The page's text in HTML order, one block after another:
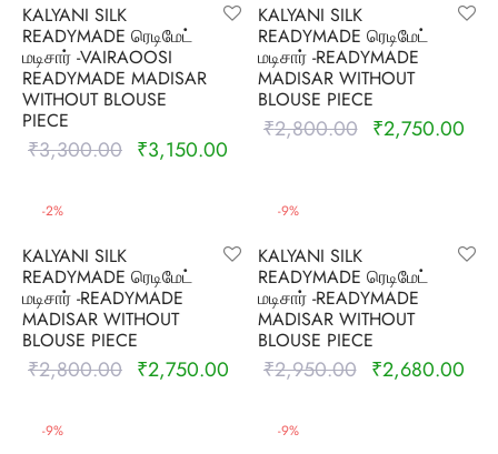
KALYANI SILK
READYMADE ரெடிமேட்
மடிசார் -VAIRAOOSI
READYMADE MADISAR
WITHOUT BLOUSE
PIECE
₹3,300.00
Original
₹3,150.00
₹3,150.00.
KALYANI SILK
READYMADE ரெடிமேட்
மடிசார் -READYMADE
MADISAR WITHOUT
BLOUSE PIECE
₹2,800.00
Original
₹2,750.00
-2%
KALYANI SILK
READYMADE ரெடிமேட்
மடிசார் -READYMADE
MADISAR WITHOUT
BLOUSE PIECE
₹2,800.00
Original
₹2,750.00
Current
₹2,750.00.
-9%
KALYANI SILK
READYMADE ரெடிமேட்
மடிசார் -READYMADE
MADISAR WITHOUT
BLOUSE PIECE
₹2,950.00
Original
₹2,680.00
-9% -9%
cotton
semi silk